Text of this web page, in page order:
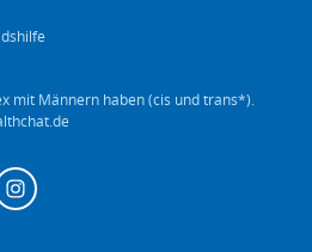
mit Männern haben (cis und trans*).